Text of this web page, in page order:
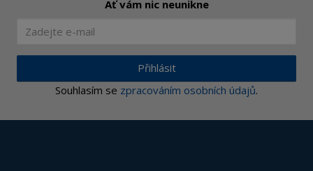
Ať vám nic neunikne
Přihlásit
Souhlasím se zpracováním osobních údajů.